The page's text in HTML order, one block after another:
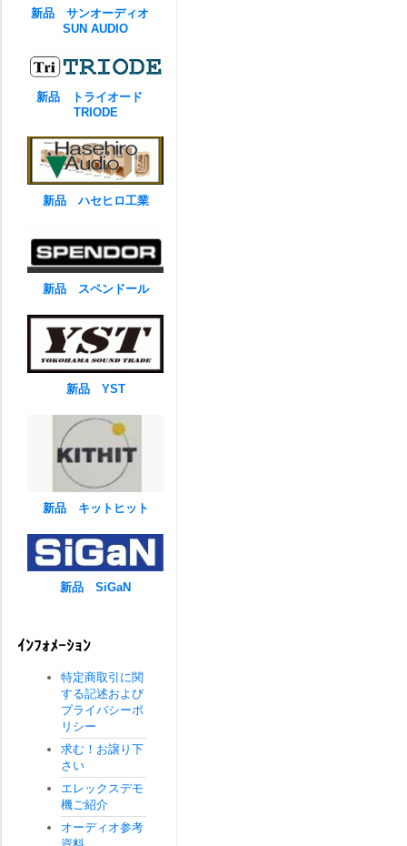
新品 サンオーディオ
SUN AUDIO
新品 トライオード
TRIODE
新品 ハセヒロ工業
新品 スペンドール
新品 YST
新品 キットヒット
新品 SiGaN
ｲﾝﾌｫﾒｰｼｮﾝ
特定商取引に関
する記述および
プライバシーポ
リシー
求む！お譲り下
さい
エレックスデモ
機ご紹介
オーディオ参考